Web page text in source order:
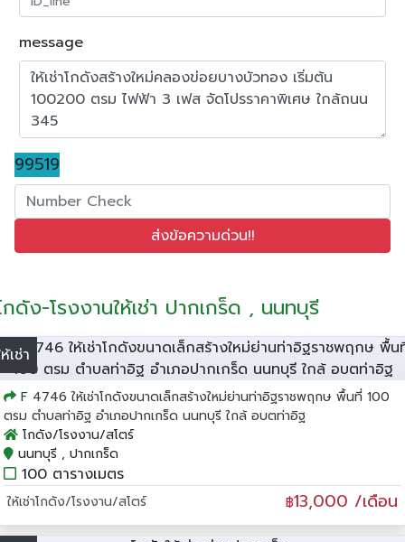
message
99519
กดัง-โรงงานให้เช่า ปากเกร็ด , นนทบุรี
เช่า
F 4746 ให้เช่าโกดังขนาดเล็กสร้างใหม่ย่านท่าอิฐราชพฤกษ พื้นที่ 100
ตรม ตำบลท่าอิฐ อำเภอปากเกร็ด นนทบุรี ใกล้ อบตท่าอิฐ
โกดัง/โรงงาน/สโตร์
นนทบุรี , ปากเกร็ด
100 ตารางเมตร
ให้เช่าโกดัง/โรงงาน/สโตร์ ฿13,000 /เดือน